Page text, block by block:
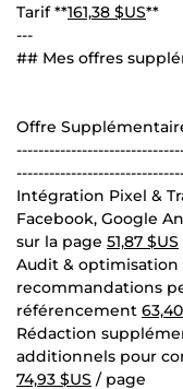
Tarif **161,38 $US**
---
## Mes offres
Offre
Intégration Pixel &
Facebook, Google
sur la page 51,87 $US
Audit & optimisation
recommandations
référencement
Rédaction
additionnels pour
74,93 $US / page